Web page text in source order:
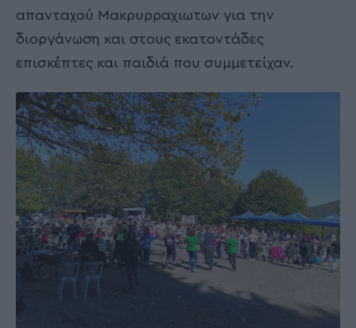
απανταχού Μακρυρραχιωτων για την
διοργάνωση και στους εκατοντάδες
επισκέπτες και παιδιά που συμμετείχαν.